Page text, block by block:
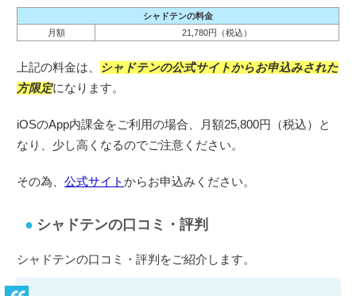
シャドテンの料金
月額
21,780円（税込）
上記の料金は、
シャドテンの公式サイトからお申込みされた
方限定になります。
iOSのApp内課金をご利用の場合、月額25,800円（税込）と
なり、少し高くなるのでご注意ください。
その為、 公式サイトからお申込みください。
シャドテンの口コミ・評判
シャドテンの口コミ・評判をご紹介します。